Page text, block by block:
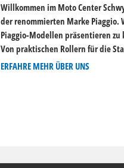
Willkommen im Moto Center
der renommierten Marke
Piaggio-Modellen präsentieren
Von praktischen Rollern für die
ERFAHRE MEHR ÜBER UNS